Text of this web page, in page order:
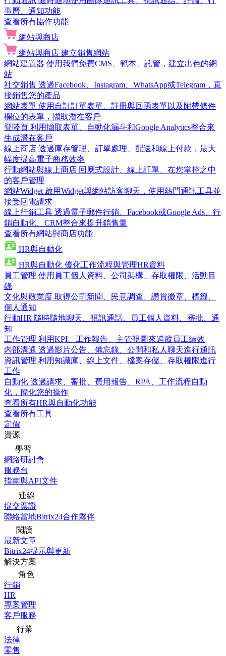
事曆、通知功能
查看所有協作功能
網站與商店
網站與商店 建立銷售網站
網站建置器 使用我們免費CMS、範本、託管，建立出色的網
站
社交銷售 透過Facebook、Instagram、WhatsApp或Telegram，直
接銷售您的產品
網站表單 使用自訂訂單表單、註冊與回函表單以及附帶條件
欄位的表單，擷取潛在客戶
登陸頁 利用擷取表單、自動化漏斗和Google Analytics整合來
生成潛在客戶
線上商店 透過庫存管理、訂單處理、配送和線上付款，最大
幅度提高電子商務效率
行動網站與線上商店 回應式設計、線上訂單、在您掌控之中
的客戶管理
網站Widget 啟用Widget與網站訪客聊天，使用熱門通訊工具並
接受回電請求
線上行銷工具 透過電子郵件行銷、Facebook或Google Ads、行
銷自動化、CRM整合來提升銷售量
查看所有網站與商店功能
HR與自動化
HR與自動化 優化工作流程與管理HR資料
員工管理 使用員工個人資料、公司架構、存取權限、活動目
錄
文化與敬業度 取得公司新聞、民意調查、讚賞徽章、標籤、
個人通知
行動HR 隨時隨地聊天、視訊通話、員工個人資料、審批、通
知
工作管理 利用KPI、工作報告、主管視圖來追蹤員工績效
內部溝通 透過影片公告、備忘錄、公開和私人聊天進行通訊
資訊管理 利用知識庫、線上文件、檔案存儲、存取權限進行
工作
自動化 透過請求、審批、費用報告、RPA、工作流程自動
化，簡化您的操作
查看所有HR與自動化功能
查看所有工具
定價
資源
學習
網路研討會
服務台
指南與API文件
連線
提交票證
聯絡當地Bitrix24合作夥伴
閱讀
最新文章
Bitrix24提示與更新
解決方案
角色
行銷
HR
專案管理
客戶服務
行業
法律
零售